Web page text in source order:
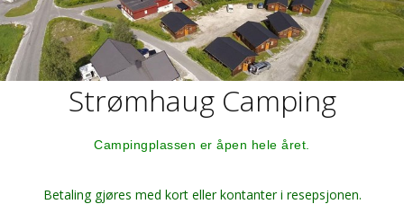
Strømhaug Camping
Campingplassen er åpen hele året.
Betaling gjøres med kort eller kontanter i resepsjonen.